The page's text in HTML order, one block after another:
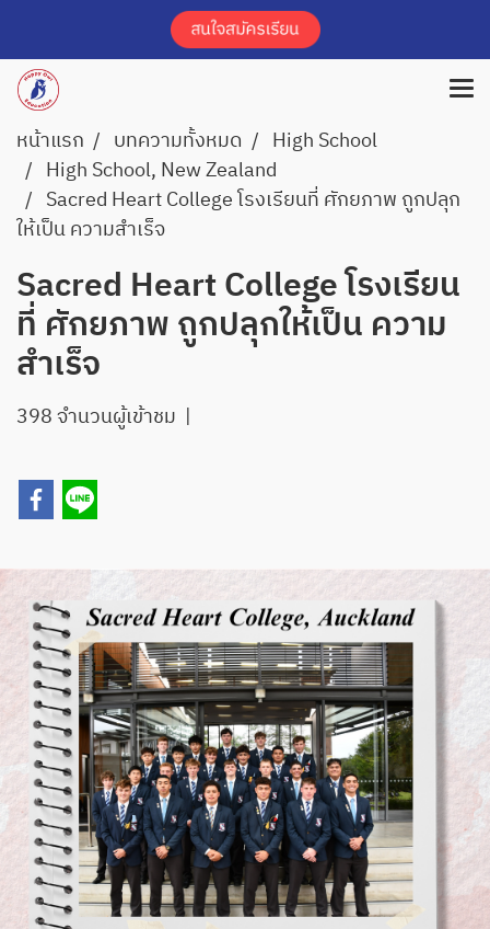
หน้าแรก บทความทั้งหมด
High School
High School, New Zealand
Sacred Heart College โรงเรียนที่ ศักยภาพ ถูกปลุก
ให้เป็น ความสำเร็จ
Sacred Heart College โรงเรียน
ที่ ศักยภาพ ถูกปลุกให้เป็น ความ
สำเร็จ
398 จำนวนผู้เข้าชม |